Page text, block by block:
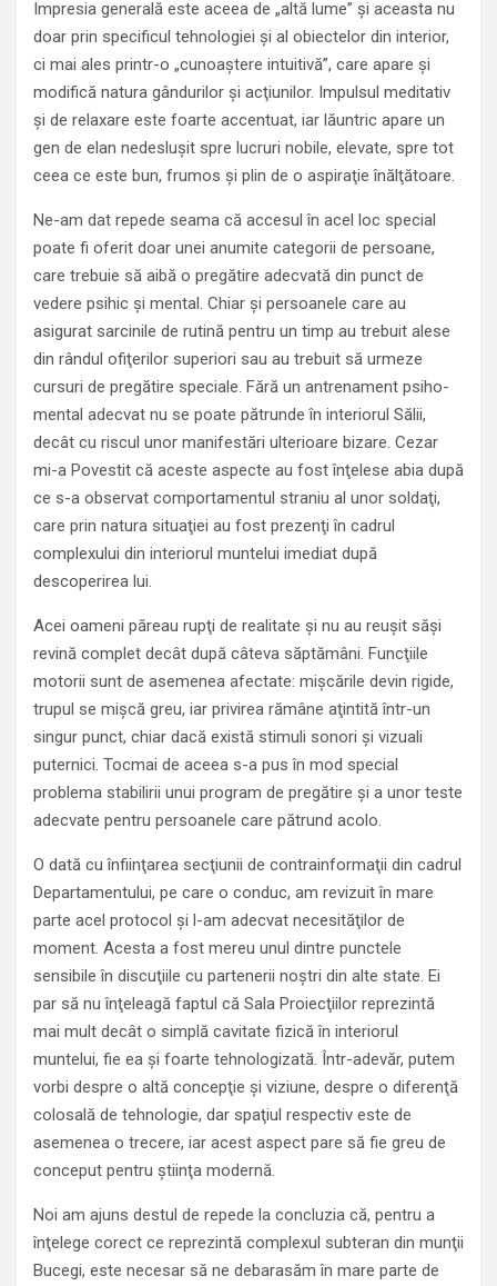
Impresia generală este aceea de „altă lume” şi aceasta nu
doar prin specificul tehnologiei şi al obiectelor din interior,
ci mai ales printr-o „cunoaştere intuitivă”, care apare şi
modifică natura gândurilor şi acţiunilor. Impulsul meditativ
şi de relaxare este foarte accentuat, iar lăuntric apare un
gen de elan nedesluşit spre lucruri nobile, elevate, spre tot
ceea ce este bun, frumos şi plin de o aspiraţie înălţătoare.
Ne-am dat repede seama că accesul în acel loc special
poate fi oferit doar unei anumite categorii de persoane,
care trebuie să aibă o pregătire adecvată din punct de
vedere psihic şi mental. Chiar şi persoanele care au
asigurat sarcinile de rutină pentru un timp au trebuit alese
din rândul ofiţerilor superiori sau au trebuit să urmeze
cursuri de pregătire speciale. Fără un antrenament psiho-
mental adecvat nu se poate pătrunde în interiorul Sălii,
decât cu riscul unor manifestări ulterioare bizare. Cezar
mi-a Povestit că aceste aspecte au fost înţelese abia după
ce s-a observat comportamentul straniu al unor soldaţi,
care prin natura situaţiei au fost prezenţi în cadrul
complexului din interiorul muntelui imediat după
descoperirea lui.
Acei oameni păreau rupţi de realitate şi nu au reuşit săşi
revină complet decât după câteva săptămâni. Funcţiile
motorii sunt de asemenea afectate: mişcările devin rigide,
trupul se mişcă greu, iar privirea rămâne aţintită într-un
singur punct, chiar dacă există stimuli sonori şi vizuali
puternici. Tocmai de aceea s-a pus în mod special
problema stabilirii unui program de pregătire şi a unor teste
adecvate pentru persoanele care pătrund acolo.
O dată cu înfiinţarea secţiunii de contrainformaţii din cadrul
Departamentului, pe care o conduc, am revizuit în mare
parte acel protocol şi l-am adecvat necesităţilor de
moment. Acesta a fost mereu unul dintre punctele
sensibile în discuţiile cu partenerii noştri din alte state. Ei
par să nu înţeleagă faptul că Sala Proiecţiilor reprezintă
mai mult decât o simplă cavitate fizică în interiorul
muntelui, fie ea şi foarte tehnologizată. Într-adevăr, putem
vorbi despre o altă concepţie şi viziune, despre o diferenţă
colosală de tehnologie, dar spaţiul respectiv este de
asemenea o trecere, iar acest aspect pare să fie greu de
conceput pentru ştiinţa modernă.
Noi am ajuns destul de repede la concluzia că, pentru a
înţelege corect ce reprezintă complexul subteran din munţii
Bucegi, este necesar să ne debarasăm în mare parte de